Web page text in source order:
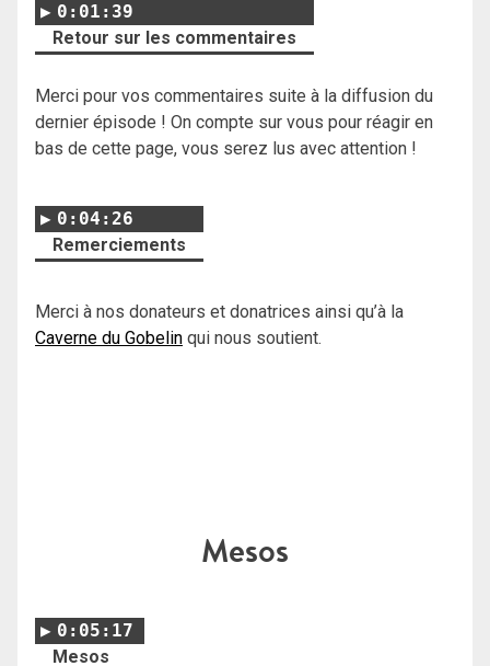
0:01:39
Retour sur les commentaires
Merci pour vos commentaires suite à la diffusion du
dernier épisode ! On compte sur vous pour réagir en
bas de cette page, vous serez lus avec attention !
0:04:26
Remerciements
Merci à nos donateurs et donatrices ainsi qu’à la
Caverne du Gobelin qui nous soutient.
Mesos
0:05:17
Mesos